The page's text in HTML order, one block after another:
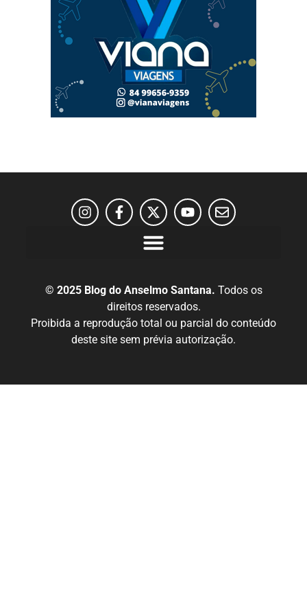
© 2025 Blog do Anselmo Santana. Todos os
direitos reservados.
Proibida a reprodução total ou parcial do conteúdo
deste site sem prévia autorização.